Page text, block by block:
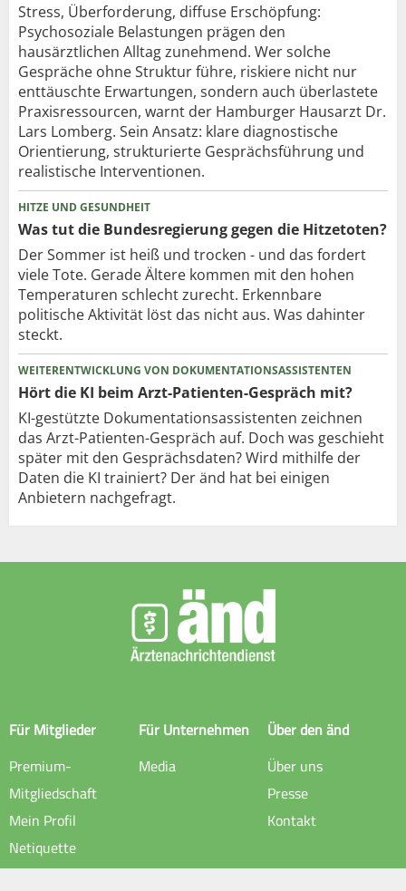
Stress, Überforderung, diffuse Erschöpfung:
Psychosoziale Belastungen prägen den
hausärztlichen Alltag zunehmend. Wer solche
Gespräche ohne Struktur führe, riskiere nicht nur
enttäuschte Erwartungen, sondern auch überlastete
Praxisressourcen, warnt der Hamburger Hausarzt Dr.
Lars Lomberg. Sein Ansatz: klare diagnostische
Orientierung, strukturierte Gesprächsführung und
realistische Interventionen.
HITZE UND GESUNDHEIT
Was tut die Bundesregierung gegen die Hitzetoten?
Der Sommer ist heiß und trocken - und das fordert
viele Tote. Gerade Ältere kommen mit den hohen
Temperaturen schlecht zurecht. Erkennbare
politische Aktivität löst das nicht aus. Was dahinter
steckt.
WEITERENTWICKLUNG VON DOKUMENTATIONSASSISTENTEN
Hört die KI beim Arzt-Patienten-Gespräch mit?
KI-gestützte Dokumentationsassistenten zeichnen
das Arzt-Patienten-Gespräch auf. Doch was geschieht
später mit den Gesprächsdaten? Wird mithilfe der
Daten die KI trainiert? Der änd hat bei einigen
Anbietern nachgefragt.
Für Mitglieder
Premium-
Mitgliedschaft
Mein Profil
Netiquette
Für Unternehmen
Media
Über den änd
Über uns
Presse
Kontakt
Rechtliche Hinweise